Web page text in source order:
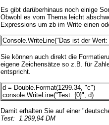
Es gibt darüberhinaus noch einige
Obwohl es vom Thema leicht
Expressions um zb im Write einen
Console.WriteLine("Das ist der
Sie können auch direkt die
eigene Zeichensätze so z.B. für
entspricht.
d = Double.Format(1299.34, "c")
console.WriteLine("Test: {0}", d)
Damit erhalten Sie auf einer
Test: 1.299,94 DM